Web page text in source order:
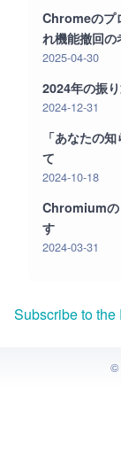
Chromeのプ
れ機能撤回の
2025-04-30
2024年の振
2024-12-31
「あなたの
て
2024-10-18
Chromiumの
す
2024-03-31
Subscribe to the
©